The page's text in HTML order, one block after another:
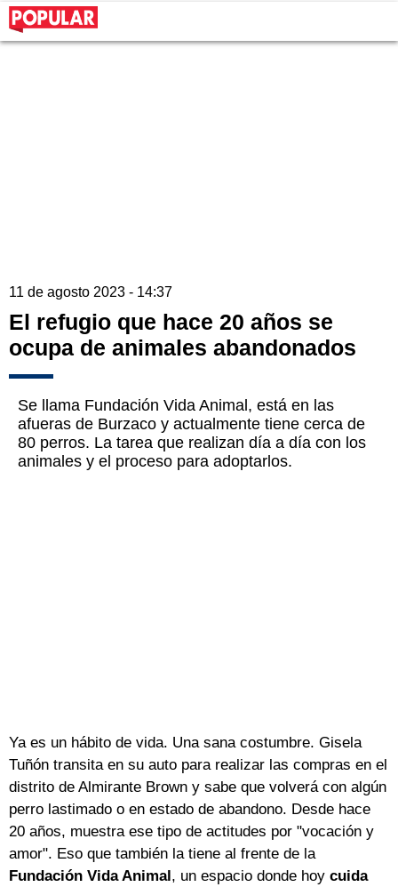
11 de agosto 2023 - 14:37
El refugio que hace 20 años se
ocupa de animales abandonados
Se llama Fundación Vida Animal, está en las
afueras de Burzaco y actualmente tiene cerca de
80 perros. La tarea que realizan día a día con los
animales y el proceso para adoptarlos.
Ya es un hábito de vida. Una sana costumbre. Gisela
Tuñón transita en su auto para realizar las compras en el
distrito de Almirante Brown y sabe que volverá con algún
perro lastimado o en estado de abandono. Desde hace
20 años, muestra ese tipo de actitudes por "vocación y
amor". Eso que también la tiene al frente de la
Fundación Vida Animal, un espacio donde hoy cuida